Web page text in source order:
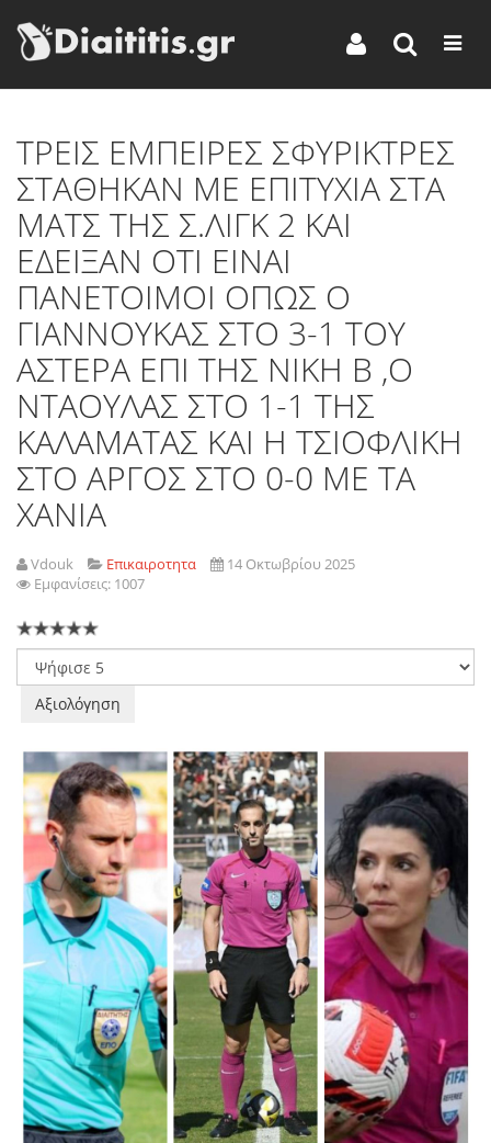
TΡΕΙΣ ΕΜΠΕΙΡΕΣ ΣΦΥΡΙΚΤΡΕΣ
ΣΤΑΘΗΚΑΝ ΜΕ ΕΠΙΤΥΧΙΑ ΣΤΑ
ΜΑΤΣ ΤΗΣ Σ.ΛΙΓΚ 2 ΚΑΙ
ΕΔΕΙΞΑΝ ΟΤΙ ΕΙΝΑΙ
ΠΑΝΕΤΟΙΜΟΙ ΟΠΩΣ Ο
ΓΙΑΝΝΟΥΚΑΣ ΣΤΟ 3-1 ΤΟΥ
ΑΣΤΕΡΑ ΕΠΙ ΤΗΣ ΝΙΚΗ Β ,Ο
ΝΤΑΟΥΛΑΣ ΣΤΟ 1-1 ΤΗΣ
ΚΑΛΑΜΑΤΑΣ ΚΑΙ Η ΤΣΙΟΦΛΙΚΗ
ΣΤΟ ΑΡΓΟΣ ΣΤΟ 0-0 ΜΕ ΤΑ
ΧΑΝΙΑ
Vdouk Επικαιροτητα
14 Οκτωβρίου 2025
Εμφανίσεις: 1007
Παρακαλώ
αξιολογήστε